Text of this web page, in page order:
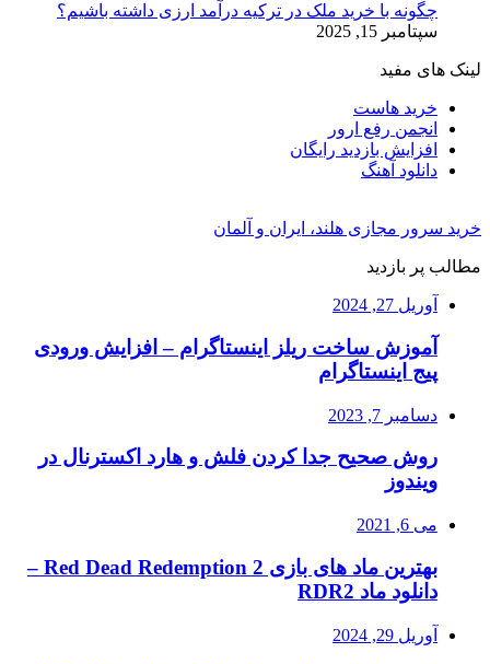
چگونه با خرید ملک در ترکیه درآمد ارزی داشته باشیم؟
سپتامبر 15, 2025
لینک های مفید
خرید هاست
انجمن رفع ارور
افزایش بازدید رایگان
دانلود آهنگ
خرید سرور مجازی هلند، ایران و آلمان
مطالب پر بازدید
آوریل 27, 2024
آموزش ساخت ریلز اینستاگرام – افزایش ورودی
پیج اینستاگرام
دسامبر 7, 2023
روش صحیح جدا کردن فلش و هارد اکسترنال در
ویندوز
می 6, 2021
بهترین ماد های بازی Red Dead Redemption 2 –
دانلود ماد RDR2
آوریل 29, 2024